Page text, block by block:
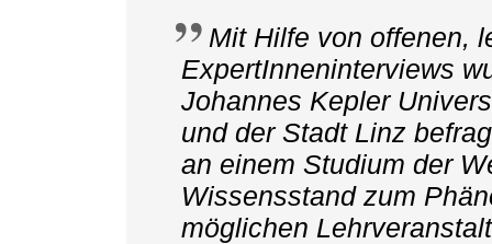
Mit Hilfe von offenen,
ExpertInneninterviews
Johannes Kepler
und der Stadt Linz
an einem Studium der
Wissensstand zum
möglichen